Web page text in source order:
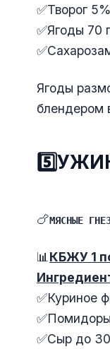
✅Творог
✅Ягоды 70
Ягоды
блендером
🍗МЯСНЫЕ
📊 КБЖУ 1
✅Куриное
✅Сыр до